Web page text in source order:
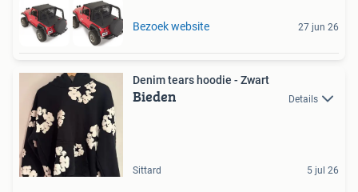
Bezoek website 27 jun 26
Denim tears hoodie - Zwart
Bieden Details
Sittard 5 jul 26